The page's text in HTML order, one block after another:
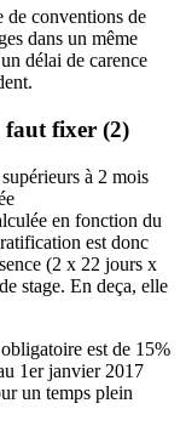
de conventions de
dans un même
délai de carence
fixer (2)
à 2 mois
en fonction du
est donc
(2 x 22 jours x
stage. En deça, elle
est de 15%
1er janvier 2017
un temps plein